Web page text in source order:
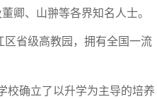
卿、山翀等各界知名人士。
省级高教园，拥有全国一流
校确立了以升学为主导的培养